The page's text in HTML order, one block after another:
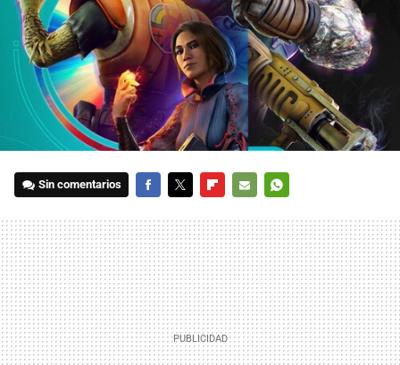
Sin comentarios
MAIL